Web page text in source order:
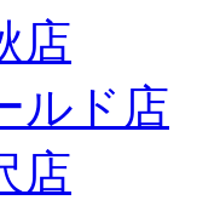
店
ルド店
店